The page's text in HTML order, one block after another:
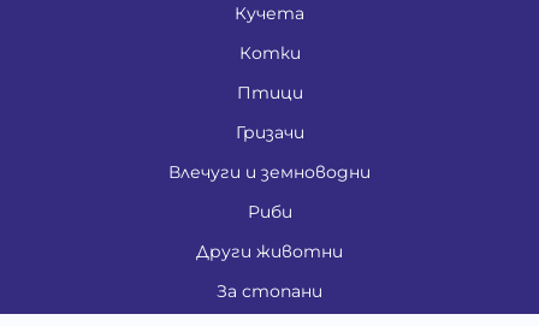
Кучета
Котки
Птици
Гризачи
Влечуги и земноводни
Риби
Други животни
За стопани